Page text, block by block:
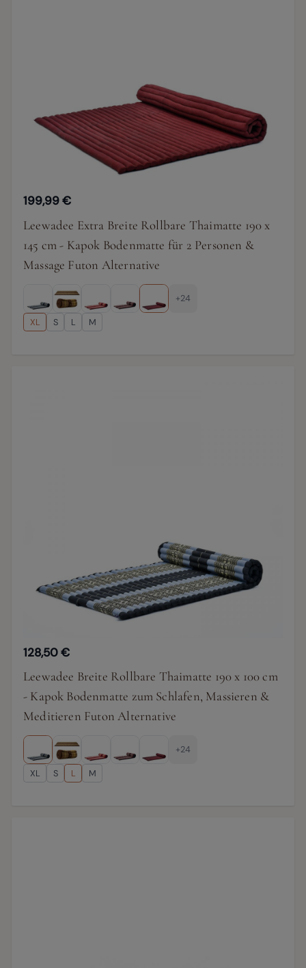
199,99 €
Leewadee Extra Breite Rollbare Thaimatte 190 x
145 cm - Kapok Bodenmatte für 2 Personen &
Massage Futon Alternative
+24
XL S L M
128,50 €
Leewadee Breite Rollbare Thaimatte 190 x 100 cm
- Kapok Bodenmatte zum Schlafen, Massieren &
Meditieren Futon Alternative
+24
XL S L M